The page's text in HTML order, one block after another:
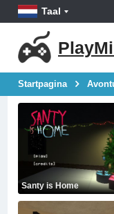
Taal
Startpagina
Santy is Home